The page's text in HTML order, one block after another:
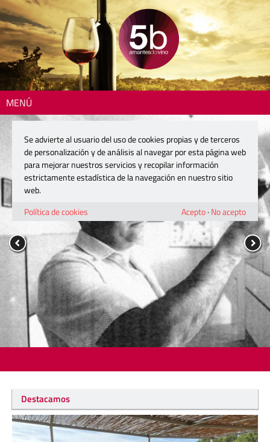
MENÚ
Destacamos
Se advierte al usuario del uso de cookies propias y de terceros
de personalización y de análisis al navegar por esta página web
para mejorar nuestros servicios y recopilar información
estrictamente estadística de la navegación en nuestro sitio
web.
Política de cookies
Acepto· No acepto